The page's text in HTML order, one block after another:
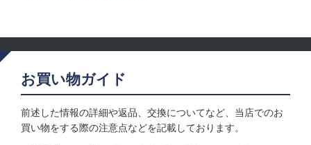
お買い物ガイド
前述した情報の詳細や返品、交換についてなど、当店でのお
買い物をする際の注意点などを記載しております。